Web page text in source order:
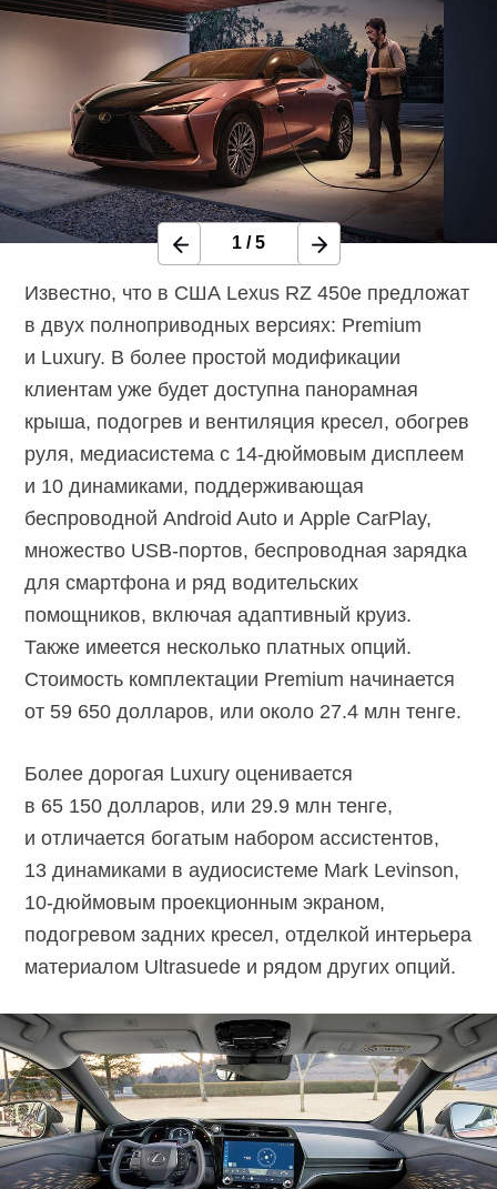
1 /5
Известно, что в США Lexus RZ 450e предложат
в двух полноприводных версиях: Premium
и Luxury. В более простой модификации
клиентам уже будет доступна панорамная
крыша, подогрев и вентиляция кресел, обогрев
руля, медиасистема с 14-дюймовым дисплеем
и 10 динамиками, поддерживающая
беспроводной Android Auto и Apple CarPlay,
множество USB-портов, беспроводная зарядка
для смартфона и ряд водительских
помощников, включая адаптивный круиз.
Также имеется несколько платных опций.
Стоимость комплектации Premium начинается
от 59 650 долларов, или около 27.4 млн тенге.
Более дорогая Luxury оценивается
в 65 150 долларов, или 29.9 млн тенге,
и отличается богатым набором ассистентов,
13 динамиками в аудиосистеме Mark Levinson,
10-дюймовым проекционным экраном,
подогревом задних кресел, отделкой интерьера
материалом Ultrasuede и рядом других опций.